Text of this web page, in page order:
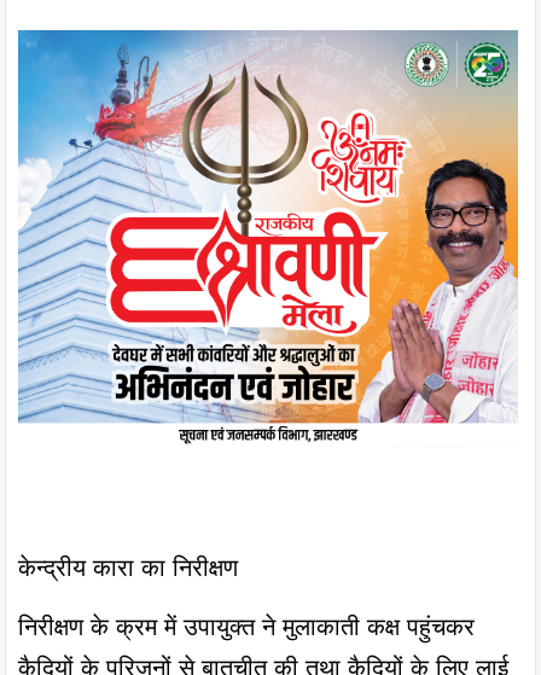
केन्द्रीय कारा का निरीक्षण
निरीक्षण के क्रम में उपायुक्त ने मुलाकाती कक्ष पहुंचकर
कैदियों के परिजनों से बातचीत की तथा कैदियों के लिए लाई